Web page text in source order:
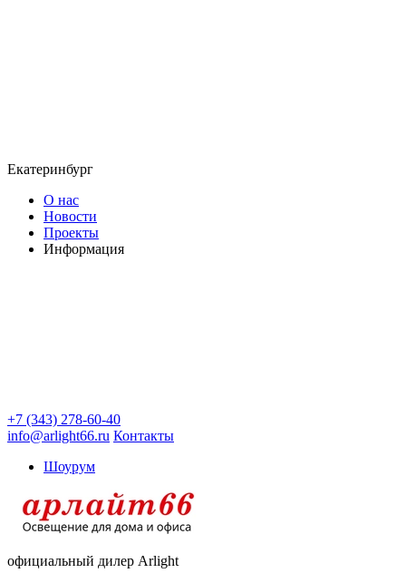
Екатеринбург
О нас
Новости
Проекты
Информация
+7 (343) 278-60-40
info@arlight66.ru Контакты
Шоурум
официальный дилер Arlight